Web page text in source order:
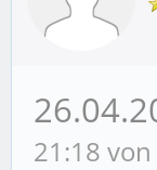
21:18 von